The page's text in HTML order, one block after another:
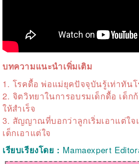
บทความแนะนำเพิ่มเติม
1. โรคดื้อ พ่อแม่ยุคปัจจุบันรู้เท่าทัน
2. จิตวิทยาในการอบรมเด็กดื้อ เด็ก
ให้สำเร็จ
3. สัญญาณที่บอกว่าลูกเริ่มเอาแต่ใจ
เด็กเอาแต่ใจ
เรียบเรียงโดย : Mamaexpert